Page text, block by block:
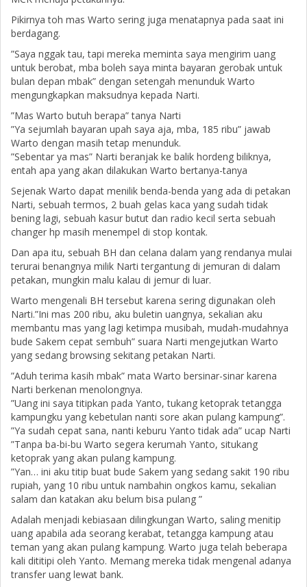
Pikirnya toh mas Warto sering juga menatapnya pada saat ini
berdagang.
”Saya nggak tau, tapi mereka meminta saya mengirim uang
untuk berobat, mba boleh saya minta bayaran gerobak untuk
bulan depan mbak” dengan setengah menunduk Warto
mengungkapkan maksudnya kepada Narti.
”Mas Warto butuh berapa” tanya Narti
”Ya sejumlah bayaran upah saya aja, mba, 185 ribu” jawab
Warto dengan masih tetap menunduk.
”Sebentar ya mas” Narti beranjak ke balik hordeng biliknya,
entah apa yang akan dilakukan Warto bertanya-tanya
Sejenak Warto dapat menilik benda-benda yang ada di petakan
Narti, sebuah termos, 2 buah gelas kaca yang sudah tidak
bening lagi, sebuah kasur butut dan radio kecil serta sebuah
changer hp masih menempel di stop kontak.
Dan apa itu, sebuah BH dan celana dalam yang rendanya mulai
terurai benangnya milik Narti tergantung di jemuran di dalam
petakan, mungkin malu kalau di jemur di luar.
Warto mengenali BH tersebut karena sering digunakan oleh
Narti.”Ini mas 200 ribu, aku buletin uangnya, sekalian aku
membantu mas yang lagi ketimpa musibah, mudah-mudahnya
bude Sakem cepat sembuh” suara Narti mengejutkan Warto
yang sedang browsing sekitang petakan Narti.
”Aduh terima kasih mbak” mata Warto bersinar-sinar karena
Narti berkenan menolongnya.
”Uang ini saya titipkan pada Yanto, tukang ketoprak tetangga
kampungku yang kebetulan nanti sore akan pulang kampung”.
”Ya sudah cepat sana, nanti keburu Yanto tidak ada” ucap Narti
”Tanpa ba-bi-bu Warto segera kerumah Yanto, situkang
ketoprak yang akan pulang kampung.
”Yan… ini aku titip buat bude Sakem yang sedang sakit 190 ribu
rupiah, yang 10 ribu untuk nambahin ongkos kamu, sekalian
salam dan katakan aku belum bisa pulang ”
Adalah menjadi kebiasaan dilingkungan Warto, saling menitip
uang apabila ada seorang kerabat, tetangga kampung atau
teman yang akan pulang kampung. Warto juga telah beberapa
kali dititipi oleh Yanto. Memang mereka tidak mengenal adanya
transfer uang lewat bank.